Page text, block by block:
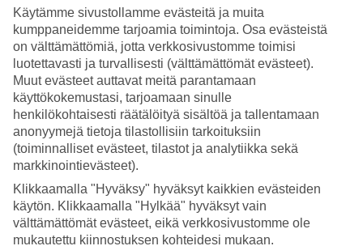
9/19
10/19
11/19
12/19
Käytämme sivustollamme evästeitä ja muita
kumppaneidemme tarjoamia toimintoja. Osa evästeistä
on välttämättömiä, jotta verkkosivustomme toimisi
luotettavasti ja turvallisesti (välttämättömät evästeet).
Muut evästeet auttavat meitä parantamaan
käyttökokemustasi, tarjoamaan sinulle
henkilökohtaisesti räätälöityä sisältöä ja tallentamaan
anonyymejä tietoja tilastollisiin tarkoituksiin
(toiminnalliset evästeet, tilastot ja analytiikka sekä
markkinointievästeet).
Klikkaamalla "Hyväksy" hyväksyt kaikkien evästeiden
käytön. Klikkaamalla "Hylkää" hyväksyt vain
välttämättömät evästeet, eikä verkkosivustomme ole
mukautettu kiinnostuksen kohteidesi mukaan.